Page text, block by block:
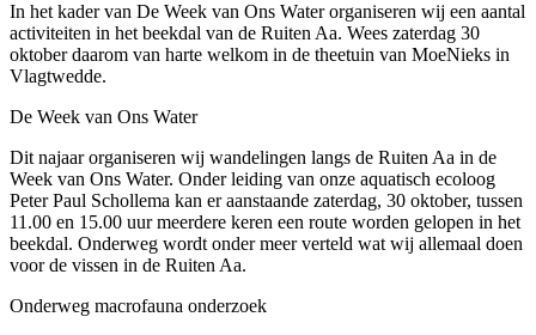
In het kader van De Week van Ons Water organiseren wij een aantal
activiteiten in het beekdal van de Ruiten Aa. Wees zaterdag 30
oktober daarom van harte welkom in de theetuin van MoeNieks in
Vlagtwedde.
​​​De Week van Ons Water
Dit najaar organiseren wij wandelingen langs de Ruiten Aa in de
Week van Ons Water. Onder leiding van onze aquatisch ecoloog
Peter Paul Schollema kan er aanstaande zaterdag, 30 oktober, tussen
11.00 en 15.00 uur meerdere keren een route worden gelopen in het
beekdal. Onderweg wordt onder meer verteld wat wij allemaal doen
voor de vissen in de Ruiten Aa.
Onderweg macrofauna onderzoek